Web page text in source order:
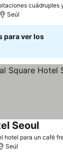
cuádruples
Seúl
para ver los
hotel para un café
Seoul
Seúl